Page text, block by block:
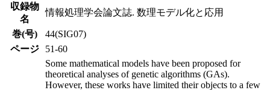
収録物
名
情報処理学会論文誌. 数理モデル化と応用
巻(号)
44(SIG07)
ページ
51-60
Some mathematical models have been proposed for
theoretical analyses of genetic algorithms (GAs).
However, these works have limited their objects to a few